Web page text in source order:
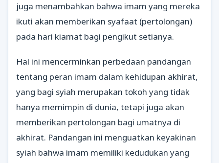
juga menambahkan bahwa imam yang mereka
ikuti akan memberikan syafaat (pertolongan)
pada hari kiamat bagi pengikut setianya.
Hal ini mencerminkan perbedaan pandangan
tentang peran imam dalam kehidupan akhirat,
yang bagi syiah merupakan tokoh yang tidak
hanya memimpin di dunia, tetapi juga akan
memberikan pertolongan bagi umatnya di
akhirat. Pandangan ini menguatkan keyakinan
syiah bahwa imam memiliki kedudukan yang